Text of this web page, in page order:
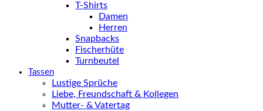
T-Shirts
Damen
Herren
Snapbacks
Fischerhüte
Turnbeutel
Tassen
Lustige Sprüche
Liebe, Freundschaft & Kollegen
Mutter- & Vatertag